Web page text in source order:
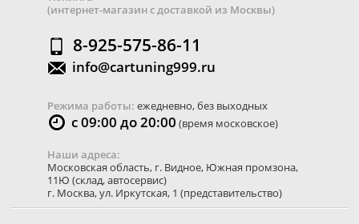
(интернет-магазин с доставкой из Москвы)
8-925-575-86-11
info@cartuning999.ru
Режима работы: ежедневно, без выходных
с 09:00 до 20:00 (время московское)
Наши адреса:
Московская область, г. Видное, Южная промзона,
11Ю (склад, автосервис)
г. Москва,ул. Иркутская, 1 (представительство)